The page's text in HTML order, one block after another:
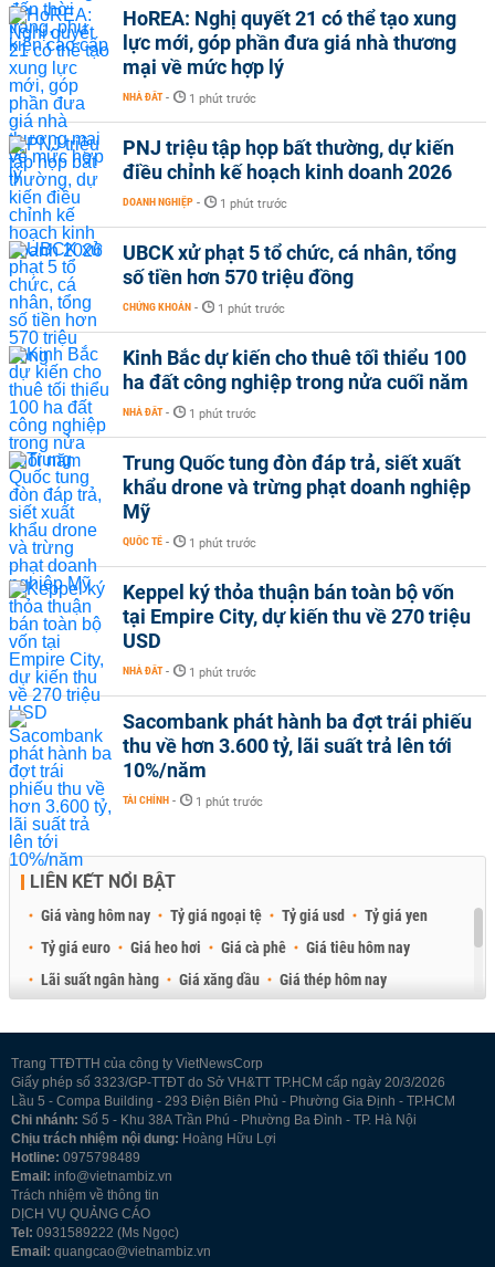
HoREA: Nghị quyết 21 có thể tạo xung
lực mới, góp phần đưa giá nhà thương
mại về mức hợp lý
NHÀ ĐẤT - 1 phút trước
PNJ triệu tập họp bất thường, dự kiến
điều chỉnh kế hoạch kinh doanh 2026
DOANH NGHIỆP - 1 phút trước
UBCK xử phạt 5 tổ chức, cá nhân, tổng
số tiền hơn 570 triệu đồng
CHỨNG KHOÁN - 1 phút trước
Kinh Bắc dự kiến cho thuê tối thiểu 100
ha đất công nghiệp trong nửa cuối năm
NHÀ ĐẤT - 1 phút trước
Trung Quốc tung đòn đáp trả, siết xuất
khẩu drone và trừng phạt doanh nghiệp
Mỹ
QUỐC TẾ - 1 phút trước
Keppel ký thỏa thuận bán toàn bộ vốn
tại Empire City, dự kiến thu về 270 triệu
USD
NHÀ ĐẤT - 1 phút trước
Sacombank phát hành ba đợt trái phiếu
thu về hơn 3.600 tỷ, lãi suất trả lên tới
10%/năm
TÀI CHÍNH - 1 phút trước
LIÊN KẾT NỔI BẬT
Giá vàng hôm nay Tỷ giá ngoại tệ Tỷ giá usd
Tỷ giá yen
Tỷ giá euro
Giá heo hơi Giá cà phê
Giá tiêu hôm nay
Lãi suất ngân hàng
Giá xăng dầu
Giá thép hôm nay
Trang TTĐTTH của công ty VietNewsCorp
Giấy phép số 3323/GP-TTĐT do Sở VH&TT TP.HCM cấp ngày 20/3/2026
Lầu 5 - Compa Building - 293 Điện Biên Phủ - Phường Gia Định - TP.HCM
Chi nhánh: Số 5 - Khu 38A Trần Phú - Phường Ba Đình - TP. Hà Nội
Chịu trách nhiệm nội dung: Hoàng Hữu Lợi
Hotline: 0975798489
Email: info@vietnambiz.vn
Trách nhiệm về thông tin
DỊCH VỤ QUẢNG CÁO
Tel: 0931589222 (Ms Ngọc)
Email: quangcao@vietnambiz.vn